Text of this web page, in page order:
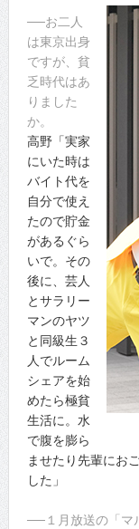
──お二人
は東京出身
ですが、貧
乏時代はあ
りました
か。
高野「実家
にいた時は
バイト代を
自分で使え
たので貯金
があるぐら
いで。その
後に、芸人
とサラリー
マンのヤツ
と同級生３
人でルーム
シェアを始
めたら極貧
生活に。水
で腹を膨ら
ませたり先輩にお
した」
──１月放送の「マ